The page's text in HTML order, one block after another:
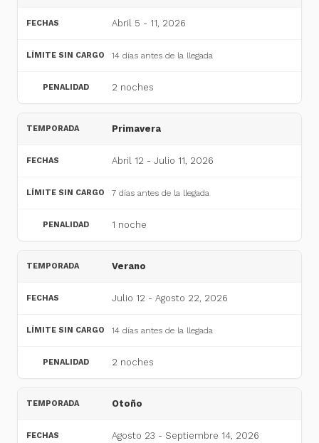
Abril 5 - 11, 2026
14 días antes de la llegada
2 noches
Primavera
Abril 12 - Julio 11, 2026
7 días antes de la llegada
1 noche
Verano
Julio 12 - Agosto 22, 2026
14 días antes de la llegada
2 noches
Otoño
Agosto 23 - Septiembre 14, 2026